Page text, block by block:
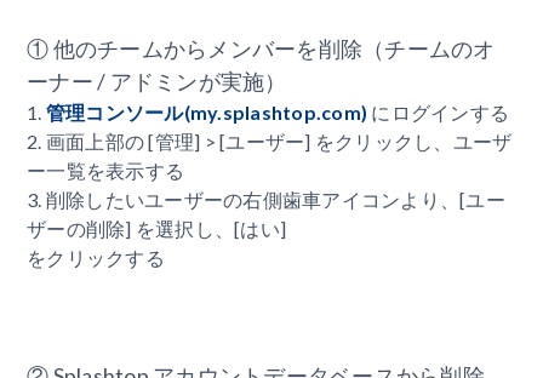
① 他のチームからメンバーを削除（チームのオ
ーナー / アドミンが実施）
1. 管理コンソール(my.splashtop.com) にログインする
2. 画面上部の [管理] > [ユーザー] をクリックし、ユーザ
ー一覧を表示する
3. 削除したいユーザーの右側歯車アイコンより、[ユー
ザーの削除] を選択し、[はい]
をクリックする